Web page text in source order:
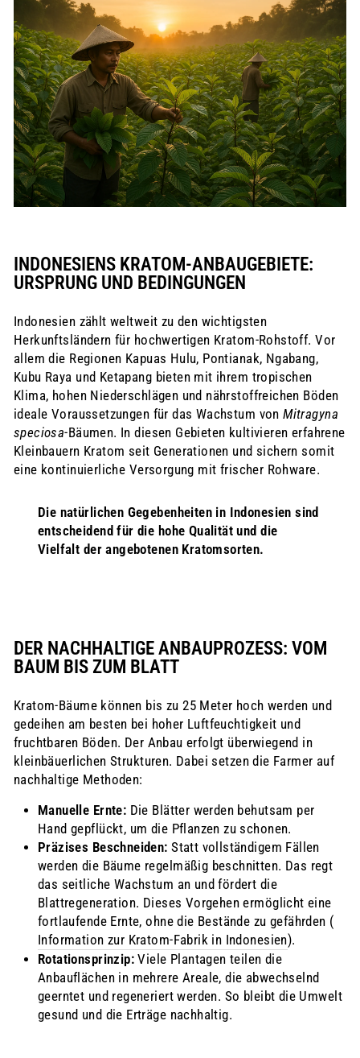
INDONESIENS KRATOM-ANBAUGEBIETE:
URSPRUNG UND BEDINGUNGEN
Indonesien zählt weltweit zu den wichtigsten
Herkunftsländern für hochwertigen Kratom-Rohstoff. Vor
allem die Regionen Kapuas Hulu, Pontianak, Ngabang,
Kubu Raya und Ketapang bieten mit ihrem tropischen
Klima, hohen Niederschlägen und nährstoffreichen Böden
ideale Voraussetzungen für das Wachstum vonMitragyna
speciosa-Bäumen. In diesen Gebieten kultivieren erfahrene
Kleinbauern Kratom seit Generationen und sichern somit
eine kontinuierliche Versorgung mit frischer Rohware.
Die natürlichen Gegebenheiten in Indonesien sind
entscheidend für die hohe Qualität und die
Vielfalt der angebotenen Kratomsorten.
DER NACHHALTIGE ANBAUPROZESS: VOM
BAUM BIS ZUM BLATT
Kratom-Bäume können bis zu 25 Meter hoch werden und
gedeihen am besten bei hoher Luftfeuchtigkeit und
fruchtbaren Böden. Der Anbau erfolgt überwiegend in
kleinbäuerlichen Strukturen. Dabei setzen die Farmer auf
nachhaltige Methoden:
Manuelle Ernte: Die Blätter werden behutsam per
Hand gepflückt, um die Pflanzen zu schonen.
Präzises Beschneiden: Statt vollständigem Fällen
werden die Bäume regelmäßig beschnitten. Das regt
das seitliche Wachstum an und fördert die
Blattregeneration. Dieses Vorgehen ermöglicht eine
fortlaufende Ernte, ohne die Bestände zu gefährden (
Information zur Kratom-Fabrik in Indonesien).
Rotationsprinzip: Viele Plantagen teilen die
Anbauflächen in mehrere Areale, die abwechselnd
geerntet und regeneriert werden. So bleibt die Umwelt
gesund und die Erträge nachhaltig.